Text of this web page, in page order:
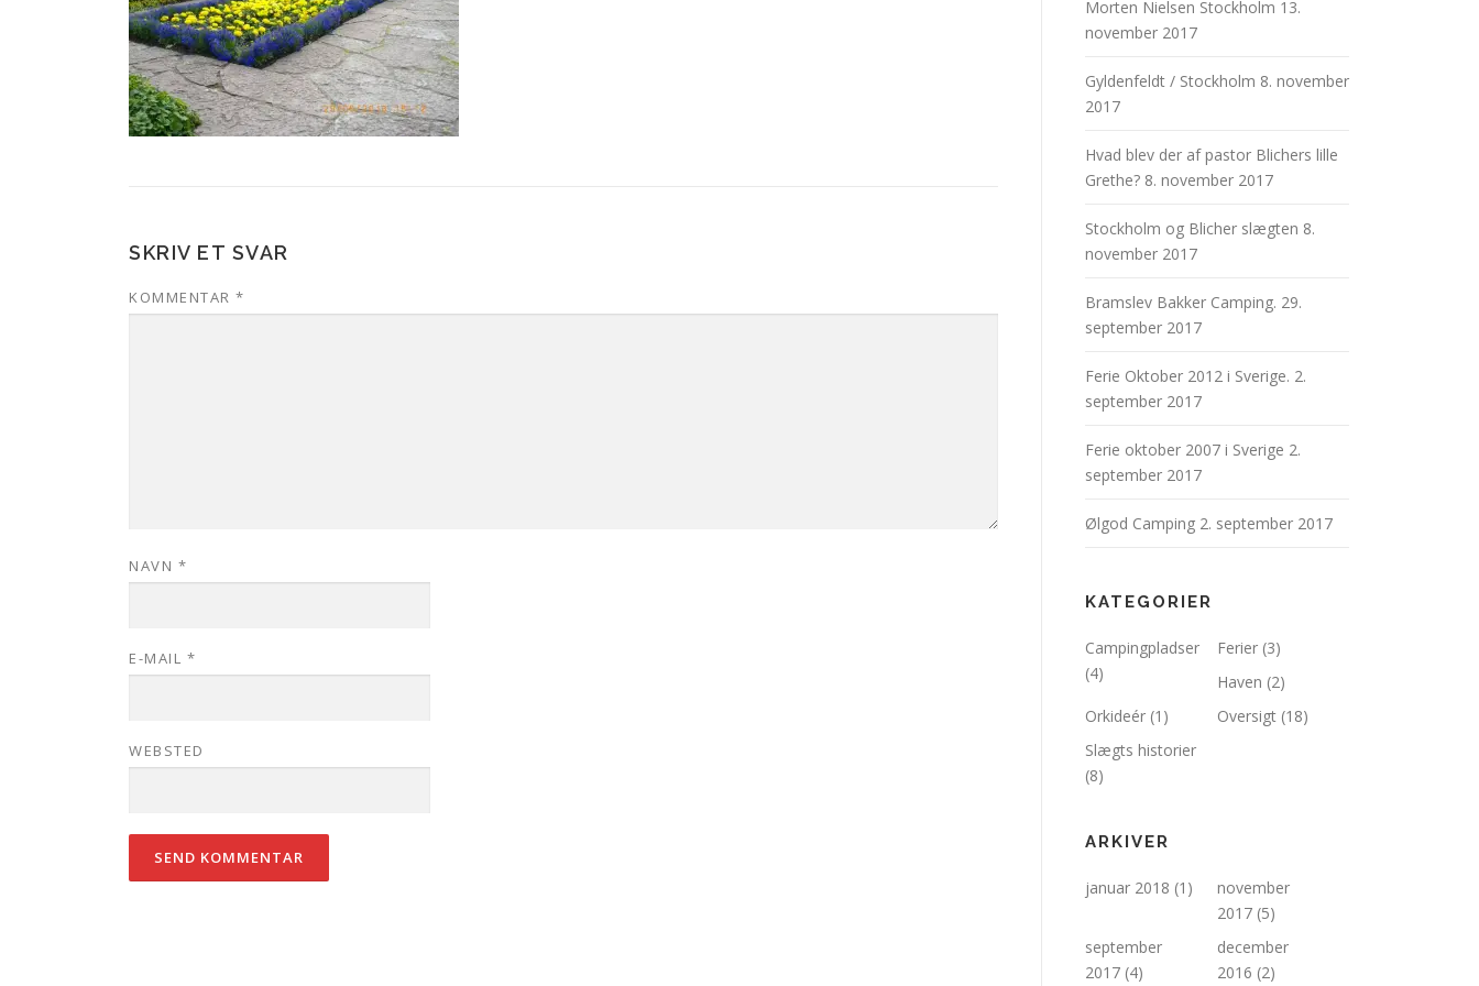
SKRIV ET SVAR
KOMMENTAR *
NAVN *
E-MAIL *
WEBSTED
Morten Nielsen Stockholm 13.
november 2017
Gyldenfeldt / Stockholm 8. november
2017
Hvad blev der af pastor Blichers lille
Grethe? 8. november 2017
Stockholm og Blicher slægten 8.
november 2017
Bramslev Bakker Camping. 29.
september 2017
Ferie Oktober 2012 i Sverige. 2.
september 2017
Ferie oktober 2007 i Sverige 2.
september 2017
Ølgod Camping 2. september 2017
KATEGORIER
Campingpladser
(4)
Ferier (3)
Haven (2)
Orkideér (1) Oversigt (18)
Slægts historier
(8)
ARKIVER
januar 2018 (1)
november
2017 (5)
september
2017 (4)
december
2016 (2)